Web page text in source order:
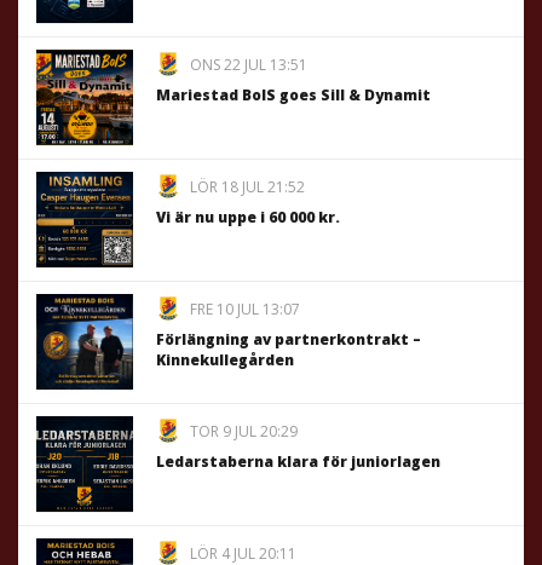
ONS 22 JUL 13:51
Mariestad BoIS goes Sill & Dynamit
LÖR 18 JUL 21:52
Vi är nu uppe i 60 000 kr.
FRE 10 JUL 13:07
Förlängning av partnerkontrakt –
Kinnekullegården
TOR 9 JUL 20:29
Ledarstaberna klara för juniorlagen
LÖR 4 JUL 20:11